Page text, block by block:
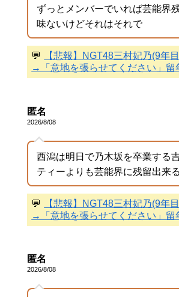
ずっとメンバーでいれば芸能界
味ないけどそれはそれで
💬
【悲報】NGT48三村妃乃(9年
→「意地を張らせてください」留
匿名
2026/8/08
西潟は明日で乃木坂を卒業する
ティーよりも芸能界に残留出来
💬
【悲報】NGT48三村妃乃(9年
→「意地を張らせてください」留
匿名
2026/8/08